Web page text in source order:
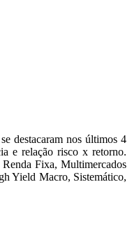
destacaram nos últimos 4
e relação risco x retorno.
Renda Fixa, Multimercados
Yield Macro, Sistemático,